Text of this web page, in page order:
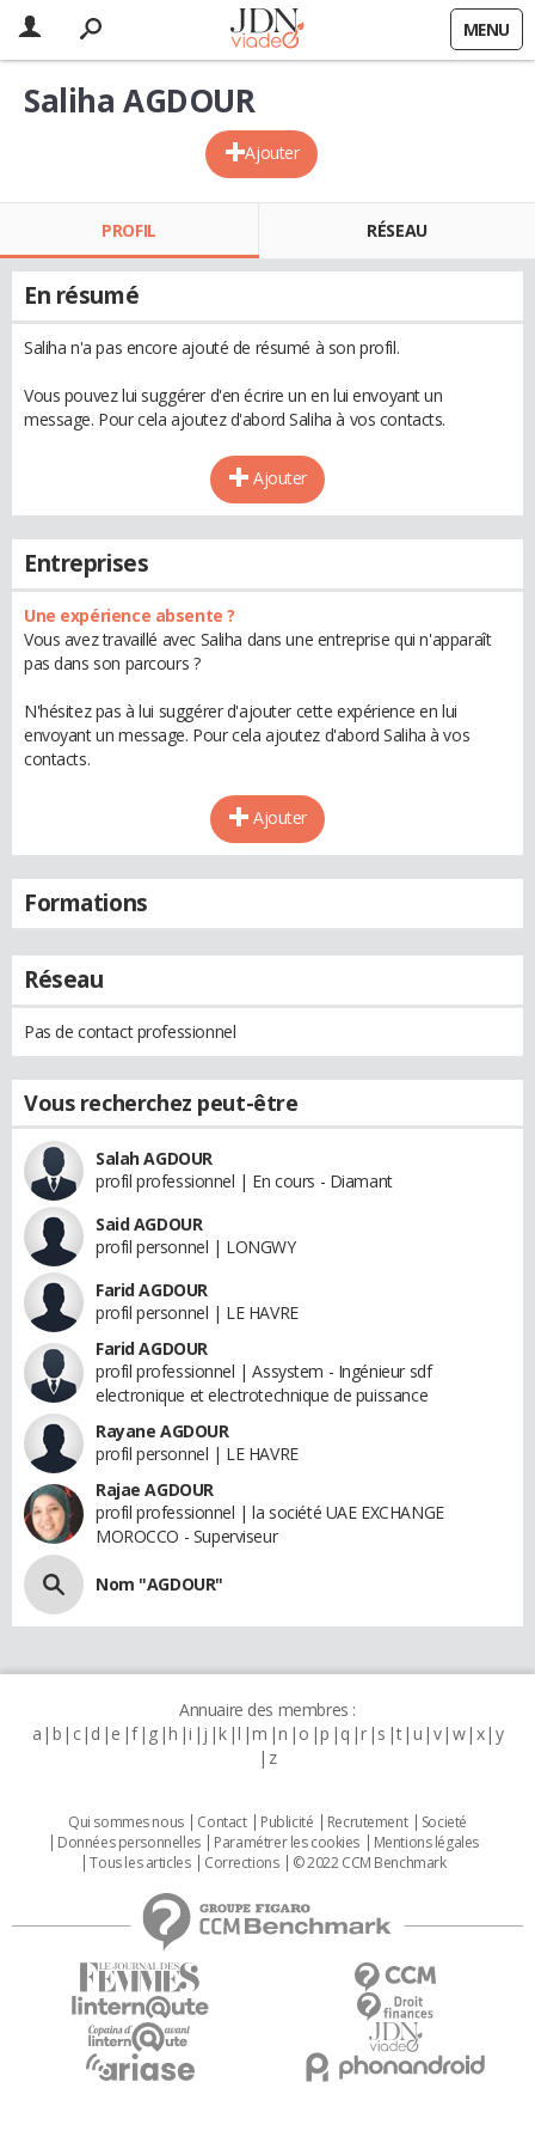
MENU
Ajouter
Saliha AGDOUR
PROFIL RÉSEAU
En résumé
Saliha n'a pas encore ajouté de résumé à son profil.
Vous pouvez lui suggérer d'en écrire un en lui envoyant un
message. Pour cela ajoutez d'abord Saliha à vos contacts.
Ajouter
Entreprises
Une expérience absente ?
Vous avez travaillé avec Saliha dans une entreprise qui n'apparaît
pas dans son parcours ?
N'hésitez pas à lui suggérer d'ajouter cette expérience en lui
envoyant un message. Pour cela ajoutez d'abord Saliha à vos
contacts.
Ajouter
Formations
Réseau
Pas de contact professionnel
Vous recherchez peut-être
Salah AGDOUR
profil professionnel | En cours - Diamant
Said AGDOUR
profil personnel | LONGWY
Farid AGDOUR
profil personnel | LE HAVRE
Farid AGDOUR
profil professionnel | Assystem - Ingénieur sdf
electronique et electrotechnique de puissance
Rayane AGDOUR
profil personnel | LE HAVRE
Rajae AGDOUR
profil professionnel | la société UAE EXCHANGE
MOROCCO - Superviseur
Nom "AGDOUR"
Annuaire des membres :
a b c d e f g h i j k l m n o p q r s t u v w x y
z
Qui sommes nous Contact Publicité Recrutement
Societé
Données personnelles
Paramétrer les cookies
Mentions légales
Tous les articles
Corrections © 2022 CCM Benchmark